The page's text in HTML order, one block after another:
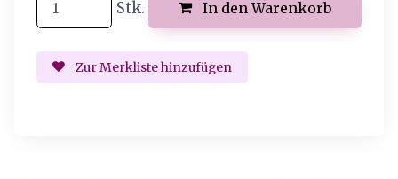
Stk. In den Warenkorb
Zur Merkliste hinzufügen